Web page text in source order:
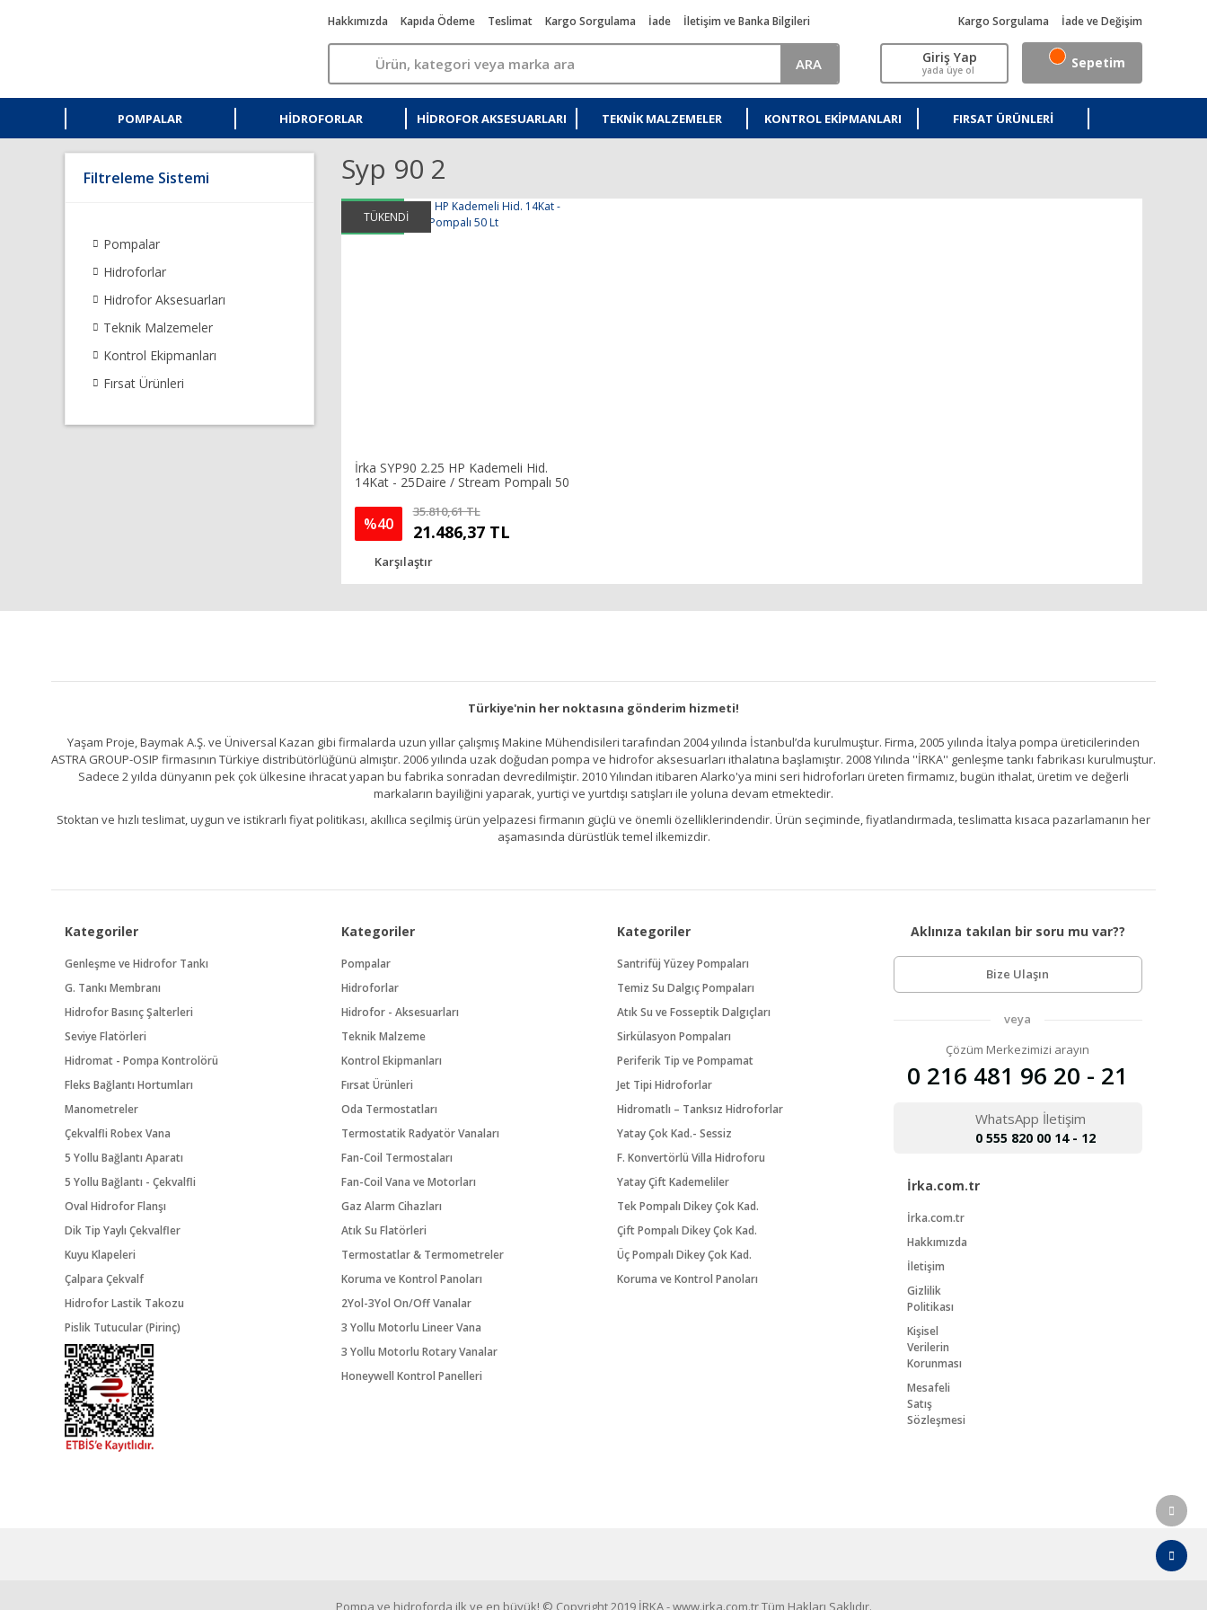
Hakkımızda Kapıda Ödeme Teslimat Kargo Sorgulama İade İletişim ve Banka Bilgileri
ARA
Kargo Sorgulama İade ve Değişim
Giriş Yap
yada üye ol Sepetim
POMPALAR HIDROFORLAR HIDROFOR AKSESUARLARI TEKNIK MALZEMELER KONTROL EKIPMANLARI FIRSAT ÜRÜNLERI
Filtreleme Sistemi
Pompalar
Hidroforlar
Hidrofor Aksesuarları
Teknik Malzemeler
Kontrol Ekipmanları
Fırsat Ürünleri
Syp 90 2
TÜKENDİ
AYNI GÜN
KARGO
İrka SYP90 2.25 HP Kademeli Hid.
14Kat - 25Daire / Stream Pompalı 50
%40
35.810,61 TL
21.486,37 TL
Karşılaştır
Türkiye'nin her noktasına gönderim hizmeti!
Yaşam Proje, Baymak A.Ş. ve Üniversal Kazan gibi firmalarda uzun yıllar çalışmış Makine Mühendisileri tarafından 2004 yılında İstanbul’da kurulmuştur. Firma, 2005 yılında İtalya pompa üreticilerinden
ASTRA GROUP-OSIP firmasının Türkiye distribütörlüğünü almıştır. 2006 yılında uzak doğudan pompa ve hidrofor aksesuarları ithalatına başlamıştır. 2008 Yılında ''İRKA'' genleşme tankı fabrikası kurulmuştur.
Sadece 2 yılda dünyanın pek çok ülkesine ihracat yapan bu fabrika sonradan devredilmiştir. 2010 Yılından itibaren Alarko'ya mini seri hidroforları üreten firmamız, bugün ithalat, üretim ve değerli
markaların bayiliğini yaparak, yurtiçi ve yurtdışı satışları ile yoluna devam etmektedir.
Stoktan ve hızlı teslimat, uygun ve istikrarlı fiyat politikası, akıllıca seçilmiş ürün yelpazesi firmanın güçlü ve önemli özelliklerindendir. Ürün seçiminde, fiyatlandırmada, teslimatta kısaca pazarlamanın her
aşamasında dürüstlük temel ilkemizdir.
Kategoriler
Genleşme ve Hidrofor Tankı
G. Tankı Membranı
Hidrofor Basınç Şalterleri
Seviye Flatörleri
Hidromat - Pompa Kontrolörü
Fleks Bağlantı Hortumları
Manometreler
Çekvalfli Robex Vana
5 Yollu Bağlantı Aparatı
5 Yollu Bağlantı - Çekvalfli
Oval Hidrofor Flanşı
Dik Tip Yaylı Çekvalfler
Kuyu Klapeleri
Çalpara Çekvalf
Hidrofor Lastik Takozu
Pislik Tutucular (Pirinç)
Kategoriler
Pompalar
Hidroforlar
Hidrofor - Aksesuarları
Teknik Malzeme
Kontrol Ekipmanları
Fırsat Ürünleri
Oda Termostatları
Termostatik Radyatör Vanaları
Fan-Coil Termostaları
Fan-Coil Vana ve Motorları
Gaz Alarm Cihazları
Atık Su Flatörleri
Termostatlar & Termometreler
Koruma ve Kontrol Panoları
2Yol-3Yol On/Off Vanalar
3 Yollu Motorlu Lineer Vana
3 Yollu Motorlu Rotary Vanalar
Honeywell Kontrol Panelleri
Kategoriler
Santrifüj Yüzey Pompaları
Temiz Su Dalgıç Pompaları
Atık Su ve Fosseptik Dalgıçları
Sirkülasyon Pompaları
Periferik Tip ve Pompamat
Jet Tipi Hidroforlar
Hidromatlı – Tanksız Hidroforlar
Yatay Çok Kad.- Sessiz
F. Konvertörlü Villa Hidroforu
Yatay Çift Kademeliler
Tek Pompalı Dikey Çok Kad.
Çift Pompalı Dikey Çok Kad.
Üç Pompalı Dikey Çok Kad.
Koruma ve Kontrol Panoları
Aklınıza takılan bir soru mu var??
Bize Ulaşın
veya
Çözüm Merkezimizi arayın
0 216 481 96 20 - 21
WhatsApp İletişim
0 555 820 00 14 - 12
İrka.com.tr
İrka.com.tr
Hakkımızda
İletişim
Gizlilik
Politikası
Kişisel
Verilerin
Korunması
Mesafeli
Satış
Sözleşmesi